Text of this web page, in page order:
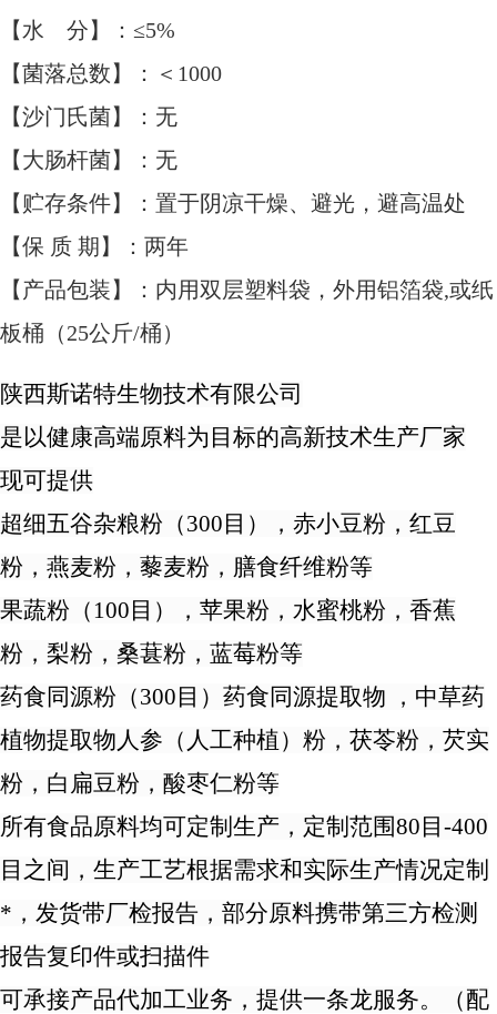
【水 分】：≤5%
【菌落总数】：＜1000
【沙门氏菌】：无
【大肠杆菌】：无
【贮存条件】：置于阴凉干燥、避光，避高温处
【保 质 期】：两年
【产品包装】：内用双层塑料袋，外用铝箔袋,或纸
板桶（25公斤/桶）
陕西斯诺特生物技术有限公司
是以健康高端原料为目标的高新技术生产厂家
现可提供
超细五谷杂粮粉（300目），赤小豆粉，红豆
粉，燕麦粉，藜麦粉，膳食纤维粉等
果蔬粉（ 100目），苹果粉，水蜜桃粉，香蕉
粉，梨粉，桑葚粉，蓝莓粉等
药食同源粉（300目） 药食同源提取物 ， 中草药
植物提取物 人参（人工种植） 粉 ，茯苓粉，芡实
粉，白扁豆粉， 酸枣仁粉等
所有食品原料均可定制生产，定制范围80目-400
目之间，生产工艺根据需求和实际生产情况定制
*，发货带厂检报告，部分原料携带第三方检测
报告复印件或扫描件
可承接产品代加工业务，提供一条龙服务。（配